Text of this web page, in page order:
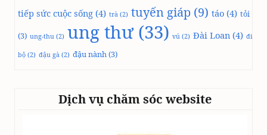
tiếp sức cuộc sống (4) trà (2) tuyến giáp (9) táo (4) tỏi
(3) ung-thu (2) ung thư(33) vú (2) Đài Loan (4) đi
bộ (2) đậu gà (2) đậu nành(3)
Dịch vụ chăm sóc website